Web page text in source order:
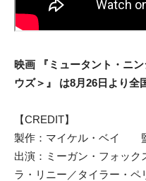
映画 『ミュータント・ニ
ウズ＞』 は8月26日より全
【CREDIT】
製作：マイケル・ベイ
出演：ミーガン・フォック
ラ・リニー／タイラー・ペ